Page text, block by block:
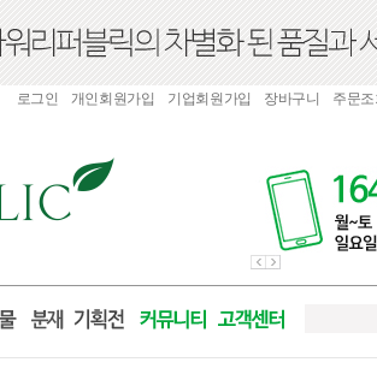
로그인 개인회원가입 기업회원가입 장바구니 주문조